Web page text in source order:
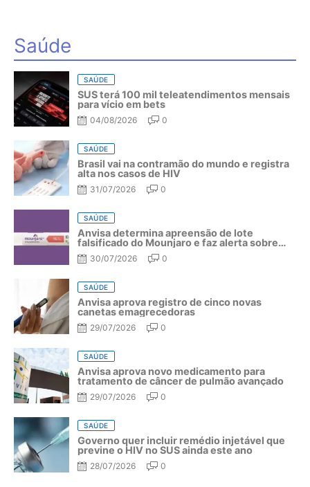
Saúde
SAÚDE
SUS terá 100 mil teleatendimentos mensais
para vício em bets
04/08/2026 0
SAÚDE
Brasil vai na contramão do mundo e registra
alta nos casos de HIV
31/07/2026 0
SAÚDE
Anvisa determina apreensão de lote
falsificado do Mounjaro e faz alerta sobre
riscos do medicamento
30/07/2026 0
SAÚDE
Anvisa aprova registro de cinco novas
canetas emagrecedoras
29/07/2026 0
SAÚDE
Anvisa aprova novo medicamento para
tratamento de câncer de pulmão avançado
29/07/2026 0
SAÚDE
Governo quer incluir remédio injetável que
previne o HIV no SUS ainda este ano
28/07/2026 0